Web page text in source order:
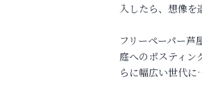
入したら、想像を
フリーペーパー芦
庭へのポスティン
らに幅広い世代